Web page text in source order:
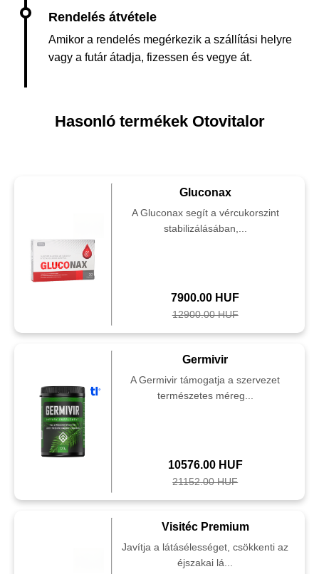
Amikor a rendelés megérkezik a szállítási helyre
vagy a futár átadja, fizessen és vegye át.
Hasonló termékek Otovitalor
Gluconax
A Gluconax segít a vércukorszint
stabilizálásában,...
7900.00 HUF
12900.00 HUF
Germivir
A Germivir támogatja a szervezet
természetes méreg...
10576.00 HUF
21152.00 HUF
Visitéc Premium
Javítja a látásélességet, csökkenti az
éjszakai lá...